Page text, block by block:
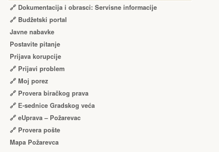
🔗 Dokumentacija i obrasci: Servisne informacije
🔗 Budžetski portal
Javne nabavke
Postavite pitanje
Prijava korupcije
🔗 Prijavi problem
🔗 Moj porez
🔗 Provera biračkog prava
🔗 Е-sednice Gradskog veća
🔗 eUprava – Požarevac
🔗 Provera pošte
Mapa Požarevca